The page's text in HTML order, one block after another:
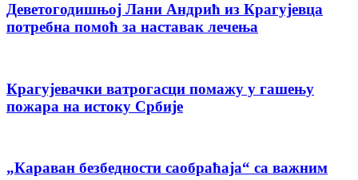
Деветогодишњој Лани Андрић из Крагујевца
потребна помоћ за наставак лечења
Крагујевачки ватрогасци помажу у гашењу
пожара на истоку Србије
„Караван безбедности саобраћаја“ са важним